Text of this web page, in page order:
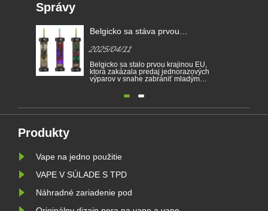
Správy
Belgicko sa stáva prvou
jednorazových elektronických
cigariet
2025/04/11
Belgicko sa stalo prvou krajinou EÚ,
ktorá zakázala predaj jednorazových
výparov v snahe zabrániť mladým
nikotíne a chráni životné prostredie.
cigariet je v Belgicku zakázaný z
dôvodu zdravia a životného
Produkty
Vape na jedno použitie
VAPE V SÚLADE S TPD
Náhradné zariadenie pod